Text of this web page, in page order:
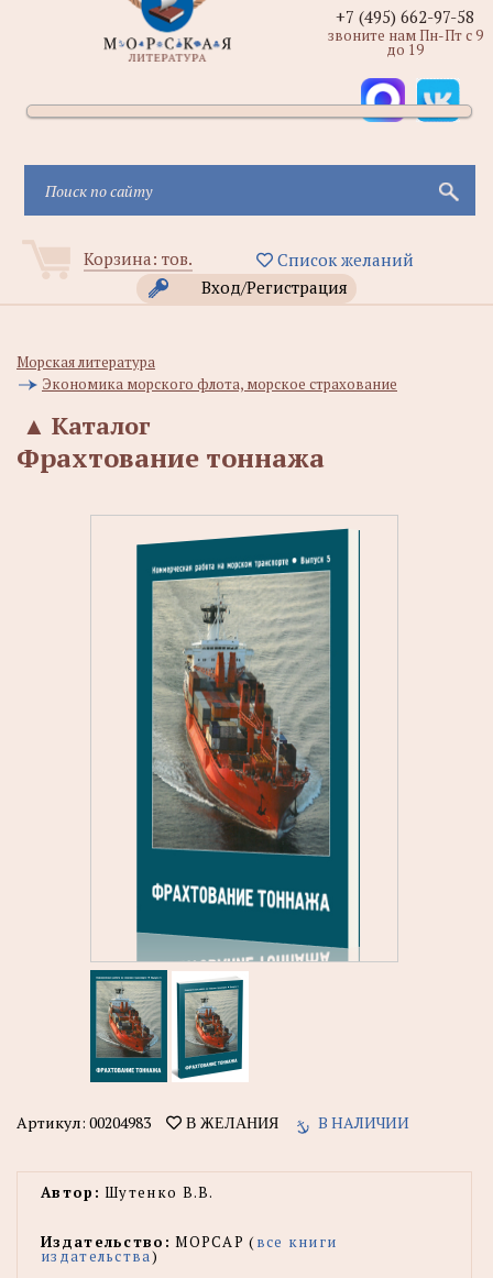
Корзина: тов.
Список желаний
Вход/Регистрация
+7 (495) 662-97-58
звоните нам Пн-Пт с 9
до 19
Морская литература
Экономика морского флота, морское страхование
Каталог
▲
Фрахтование тоннажа
Артикул: 00204983 В ЖЕЛАНИЯ В НАЛИЧИИ
Автор: Шутенко В.В.
Издательство: МОРСАР (все книги
издательства)